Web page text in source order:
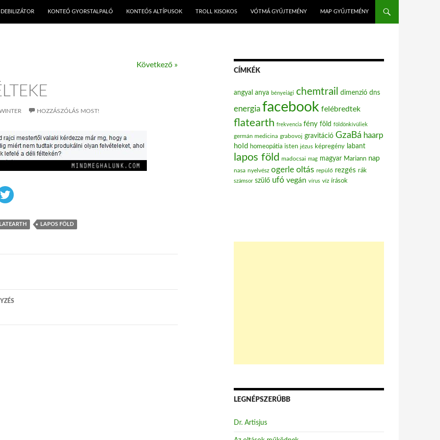
DEBILIZÁTOR
KONTEÓ GYORSTALPALÓ KONTEÓS ALTÍPUSOK TROLL KISOKOS VÓTMÁ GYŰJTEMÉNY MAP GYŰJTEMÉNY
Következő »
HOZZÁSZÓLÁS MOST!
LAPOS FÖLD
CÍMKÉK
angyal anya bényeiági chemtrail dimenzió dns
energia facebook felébredtek
flatearth frekvencia fény föld földönkívüliek
germán medicina grabovoj gravitáció GzaBá haarp
hold homeopátia isten jézus képregény labant
lapos föld madocsai mag magyar Mariann nap
nasa nyelvész ogerle oltás repülő rezgés rák
számsor szülő ufó vegán vírus víz írások
LEGNÉPSZERŰBB
Dr. Artisjus